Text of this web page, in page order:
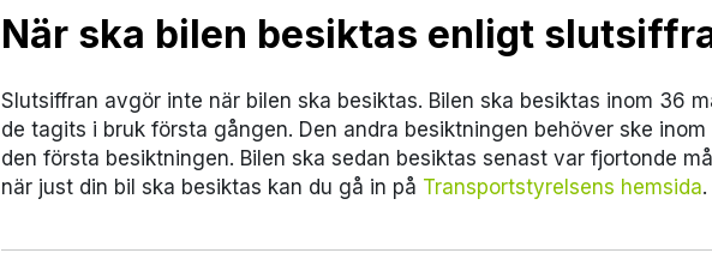
När ska bilen besiktas enligt
Slutsiffran avgör inte när bilen ska besiktas. Bilen ska besiktas inom 36
de tagits i bruk första gången. Den andra besiktningen behöver ske
den första besiktningen. Bilen ska sedan besiktas senast var fjortonde
när just din bil ska besiktas kan du gå in på Transportstyrelsens hemsida.